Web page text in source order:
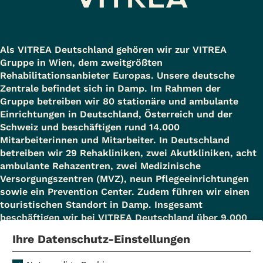
Unsere Klinik bietet Ihnen
Anschlussheil- und
Heilbehandlungen bei diesen
Erkrankungen des Magen-Darm-
Traktes an:
Chronisch-entzündliche
Darmerkrankungen
Krankheiten des Verdauungssystems,
z. B. Zöliakie, Reizdarmsyndrom
Erkrankungen der Gallenblase, der
bewahrt und lädt zum Wohlfühlen
und Erholen ein. Die Klinik
beschäftigt etwa 170 Mitarbeiter, die
interdisziplinär eng
zusammenarbeiten.
Link zur Homepage:www.vitrea-
gesundheit.de/rabenstein
Kurstraße 38-42, 63667 Nidda-Bad
Salzhausen
Hessen
Als VITREA Deutschland gehören wir zur VITREA
Gruppe in Wien, dem zweitgrößten
Rehabilitationsanbieter Europas. Unsere deutsche
Zentrale befindet sich in Damp. Im Rahmen der
Gruppe betreiben wir 80 stationäre und ambulante
Einrichtungen in Deutschland, Österreich und der
Schweiz und beschäftigen rund 14.000
Mitarbeiterinnen und Mitarbeiter. In Deutschland
betreiben wir 29 Rehakliniken, zwei Akutkliniken, acht
ambulante Rehazentren, zwei Medizinische
Versorgungszentren (MVZ), neun Pflegeeinrichtungen
sowie ein Prevention Center. Zudem führen wir einen
touristischen Standort in Damp. Insgesamt
beschäftigen wir bei VITREA Deutschland über 9.000
Ihre Datenschutz-Einstellungen